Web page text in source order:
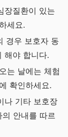
장질환이 있는
세요.
경우 보호자 동
해야 합니다.
는 날에는 체험
확인하세요.
나 기타 보호장
안내를 따르